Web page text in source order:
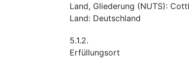
Land, Gliederung (NUTS):
Land: Deutschland
5.1.2.
Erfüllungsort